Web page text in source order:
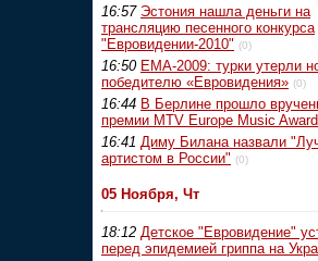
16:57 Эстония нашла деньги на
трансляцию песенного конкурса
"Евровидении-2010" (0)
16:50 EMA-2009: турки утерли
победителю «Евровидения» (0)
16:44 В Берлине прошло
премии MTV Europe Music
16:41 Диму Билана назвали
артистом в России" (0)
05 Ноября, Чт
18:12 Детское "Евровидение"
перед эпидемией гриппа на